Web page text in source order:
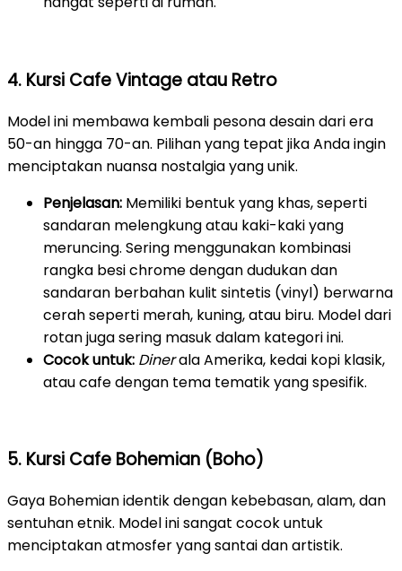
4. Kursi Cafe Vintage atau Retro
Model ini membawa kembali pesona desain dari era
50-an hingga 70-an. Pilihan yang tepat jika Anda ingin
menciptakan nuansa nostalgia yang unik.
Penjelasan: Memiliki bentuk yang khas, seperti
sandaran melengkung atau kaki-kaki yang
meruncing. Sering menggunakan kombinasi
rangka besi chrome dengan dudukan dan
sandaran berbahan kulit sintetis (vinyl) berwarna
cerah seperti merah, kuning, atau biru. Model dari
rotan juga sering masuk dalam kategori ini.
Cocok untuk: Dinerala Amerika, kedai kopi klasik,
atau cafe dengan tema tematik yang spesifik.
5. Kursi Cafe Bohemian (Boho)
Gaya Bohemian identik dengan kebebasan, alam, dan
sentuhan etnik. Model ini sangat cocok untuk
menciptakan atmosfer yang santai dan artistik.